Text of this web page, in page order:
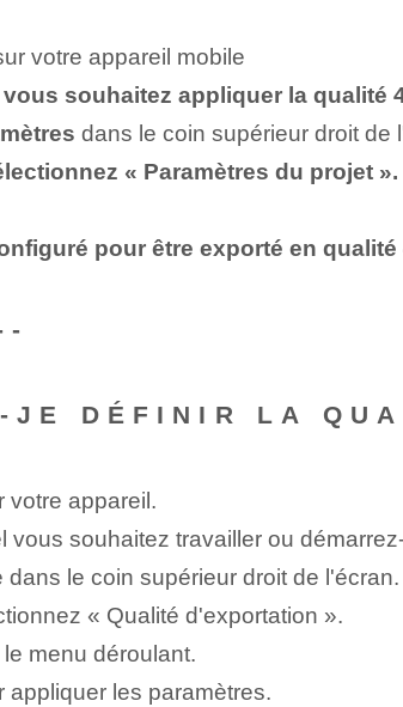
votre appareil mobile
souhaitez appliquer la qualité
dans le coin supérieur droit de
« Paramètres du projet ».
pour être exporté en qualité
JE DÉFINIR LA
votre appareil.
vous souhaitez travailler ou
le coin supérieur droit de l'écran.
« Qualité d'exportation ».
menu déroulant.
appliquer les paramètres.